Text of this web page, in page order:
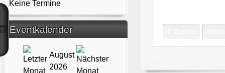
Keine Termine
Eventkalender
August
2026